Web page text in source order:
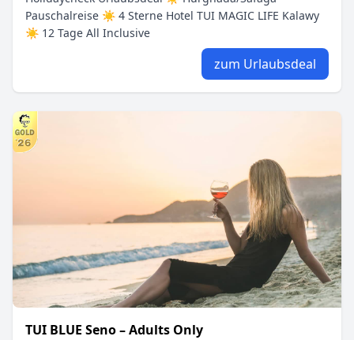
Pauschalreise ☀ 4 Sterne Hotel TUI MAGIC LIFE Kalawy
☀ 12 Tage All Inclusive
zum Urlaubsdeal
TUI BLUE Seno – Adults Only